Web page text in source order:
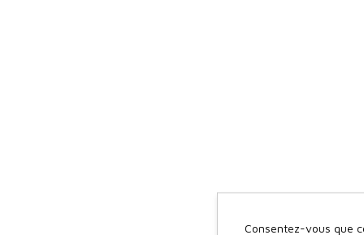
Consentez-vous que